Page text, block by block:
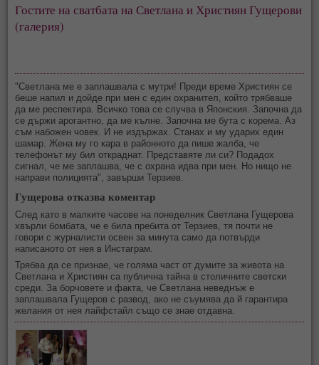
Гостите на сватбата на Светлана и Християн Гущерови
(галерия)
"Светлана ме е заплашвала с мутри! Преди време Християн се
беше напил и дойде при мен с един охранител, който трябваше
да ме респектира. Всичко това се случва в Японския. Започна да
се държи арогантно, да ме кълне. Започна ме бута с корема. Аз
съм набожен човек. И не издържах. Станах и му ударих един
шамар. Жена му го кара в районното да пише жалба, че
телефонът му бил откраднат. Представяте ли си? Подадох
сигнал, че ме заплашва, че с охрана идва при мен. Но нищо не
направи полицията", завърши Терзиев.
Гущерова отказва коментар
След като в малките часове на понеделник Светлана Гущерова
хвърли бомбата, че е била пребита от Терзиев, тя почти не
говори с журналисти освен за минута само да потвърди
написаното от нея в Инстаграм.
Трябва да се признае, че голяма част от думите за живота на
Светлана и Християн са публична тайна в столичните светски
среди. За борчовете и факта, че Светлана неведнъж е
заплашвала Гущеров с развод, ако не съумява да й гарантира
желания от нея лайфстайл също се знае отдавна.